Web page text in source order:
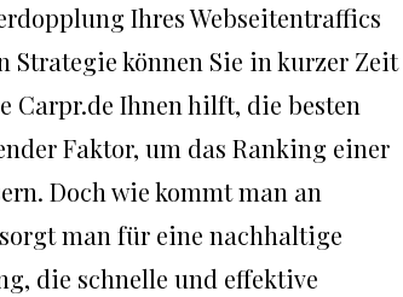
Ihres Webseitentraffics
können Sie in kurzer Zeit
Carpr.de Ihnen hilft, die besten
Faktor, um das Ranking einer
Doch wie kommt man an
man für eine nachhaltige
die schnelle und effektive